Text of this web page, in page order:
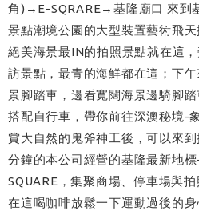
角)→E-SQRARE→基隆廟口 來到
景點潮境公園的大型裝置藝術飛
絕美海景最IN的拍照景點就在這
訪景點，最青的海鮮都在這；下
景腳踏車，邊看寬闊海景邊騎腳
搭配自行車，帶你前往深澳秘境-
賞大自然的鬼斧神工後，可以來
分鐘的本公司經營的基隆最新地
SQUARE，集聚商場、停車場與
在這喝咖啡放鬆一下運動過後的